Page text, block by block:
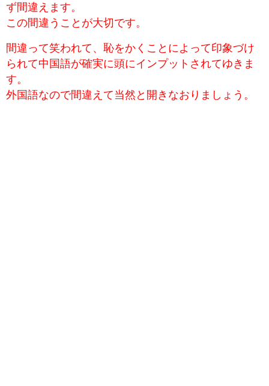
ず間違えます。
この間違うことが大切です。
間違って笑われて、恥をかくことによって印象づけ
られて中国語が確実に頭にインプットされてゆきま
す。
外国語なので間違えて当然と開きなおりましょう。